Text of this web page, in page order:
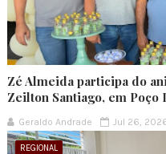
Zé Almeida participa do
Zeilton Santiago, em Poço
Geraldo Andrade Jul 26,
REGIONAL